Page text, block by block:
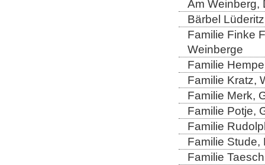
Am Weinberg,
Bärbel
Familie Finke
Weinberge
Familie
Familie Kratz,
Familie Merk,
Familie Potje,
Familie
Familie Stude,
Familie